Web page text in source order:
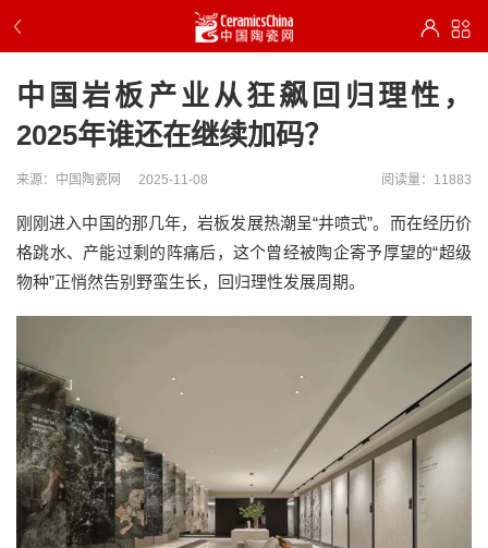
中国岩板产业从狂飙回归理性，
2025年谁还在继续加码？
来源：中国陶瓷网 2025-11-08 阅读量：11883
刚刚进入中国的那几年，岩板发展热潮呈“井喷式”。而在经历价
格跳水、产能过剩的阵痛后， 这个曾经被陶企寄予厚望的“超级
物种”正悄然告别野蛮生长，回归理性发展周期。